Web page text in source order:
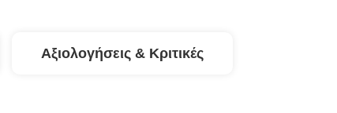
Αξιολογήσεις & Κριτικές